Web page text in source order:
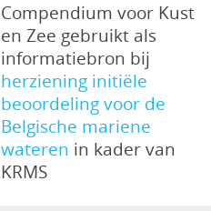
Compendium voor Kust
en Zee gebruikt als
informatiebron bij
herziening initiële
beoordeling voor de
Belgische mariene
wateren in kader van
KRMS